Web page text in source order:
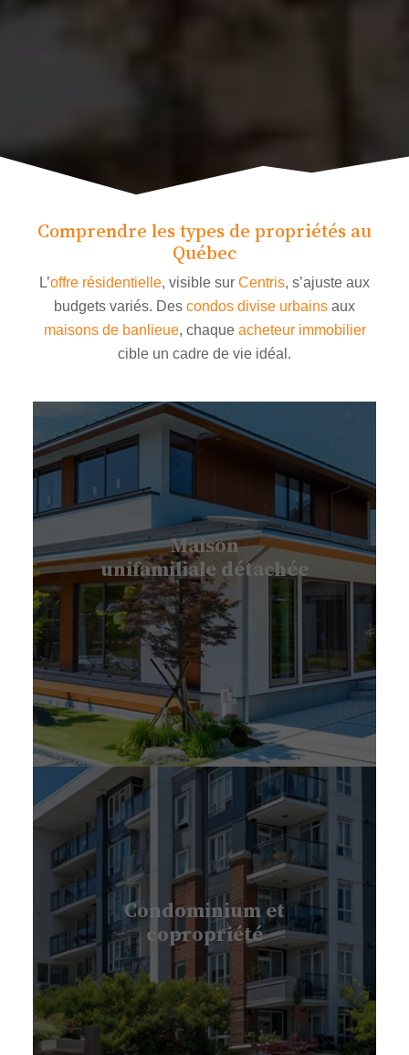
Comprendre les types de propriétés au
Québec
L’offre résidentielle, visible sur Centris, s’ajuste aux
budgets variés. Des condos divise urbains aux
maisons de banlieue, chaque acheteur immobilier
cible un cadre de vie idéal.
Maison
unifamiliale détachée
Condominium et
copropriété